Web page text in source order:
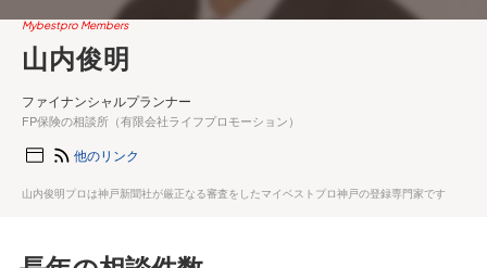
Mybestpro Members
山内俊明
ファイナンシャルプランナー
FP保険の相談所（有限会社ライフプロモーション）
他のリンク
山内俊明プロは神戸新聞社が厳正なる審査をしたマイベストプロ神戸の登録専門家です